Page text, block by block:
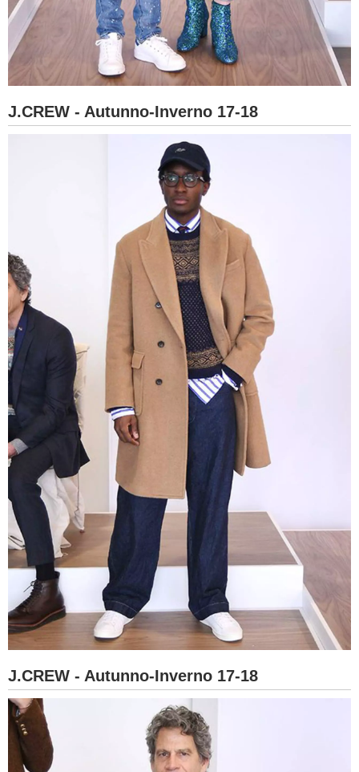
J.CREW - Autunno-Inverno 17-18
J.CREW - Autunno-Inverno 17-18